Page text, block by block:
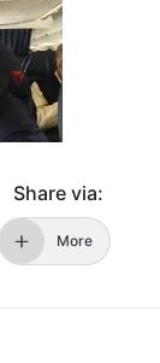
Share via:
More